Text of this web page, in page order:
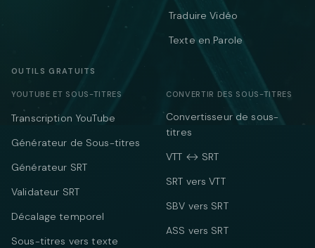
Traduire Vidéo
Texte en Parole
OUTILS GRATUITS
YOUTUBE ET SOUS-TITRES
Transcription YouTube
Générateur de Sous-titres
Générateur SRT
Validateur SRT
Décalage temporel
Sous-titres vers texte
CONVERTIR DES SOUS-TITRES
Convertisseur de sous-
titres
VTT ↔ SRT
SRT vers VTT
SBV vers SRT
ASS vers SRT